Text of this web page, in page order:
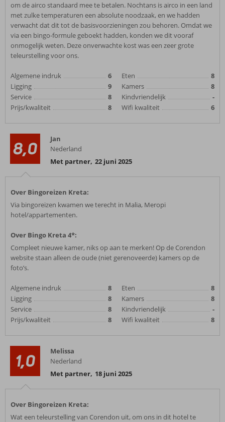
om de airco standaard mee te betalen. Nochtans is airco in een land
met zulke temperaturen een absolute noodzaak, en we hadden
verwacht dat dit tot de basisvoorzieningen zou behoren. Omdat we
via een bingo-formule geboekt hadden, konden we dit vooraf
onmogelijk weten. Deze onverwachte kost was een zeer grote
teleurstelling voor ons.
Algemene indruk
6
Ligging
9
Service
8
Prijs/kwaliteit
8
Eten
8
Kamers
8
Kindvriendelijk
-
Wifi kwaliteit
6
8,0
Jan
Nederland
Met partner, 22 juni 2025
Over Bingoreizen Kreta:
Via bingoreizen kwamen we terecht in Malia, Meropi
hotel/appartementen.
Over Bingo Kreta 4*:
Compleet nieuwe kamer, niks op aan te merken! Op de Corendon
website staan alleen de oude (niet gerenoveerde) kamers op de
foto’s.
Algemene indruk
8
Ligging
8
Service
8
Prijs/kwaliteit
8
Eten
8
Kamers
8
Kindvriendelijk
-
Wifi kwaliteit
8
1,0
Melissa
Nederland
Met partner, 18 juni 2025
Over Bingoreizen Kreta:
Wat een teleurstelling van Corendon uit, om ons in dit hotel te